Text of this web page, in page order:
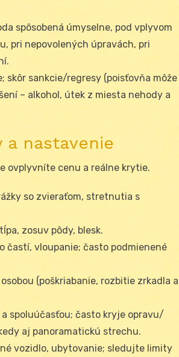
spôsobená úmyselne, pod vplyvom
pri nepovolených úpravách, pri
skôr sankcie/regresy (poisťovňa môže
– alkohol, útek z miesta nehody a
a nastavenie
ovplyvníte cenu a reálne krytie.
so zvieraťom, stretnutia s
zosuv pôdy, blesk.
častí, vloupanie; často podmienené
(poškriabanie, rozbitie zrkadla a
spoluúčasťou; často kryje opravu/
aj panoramatickú strechu.
vozidlo, ubytovanie; sledujte limity